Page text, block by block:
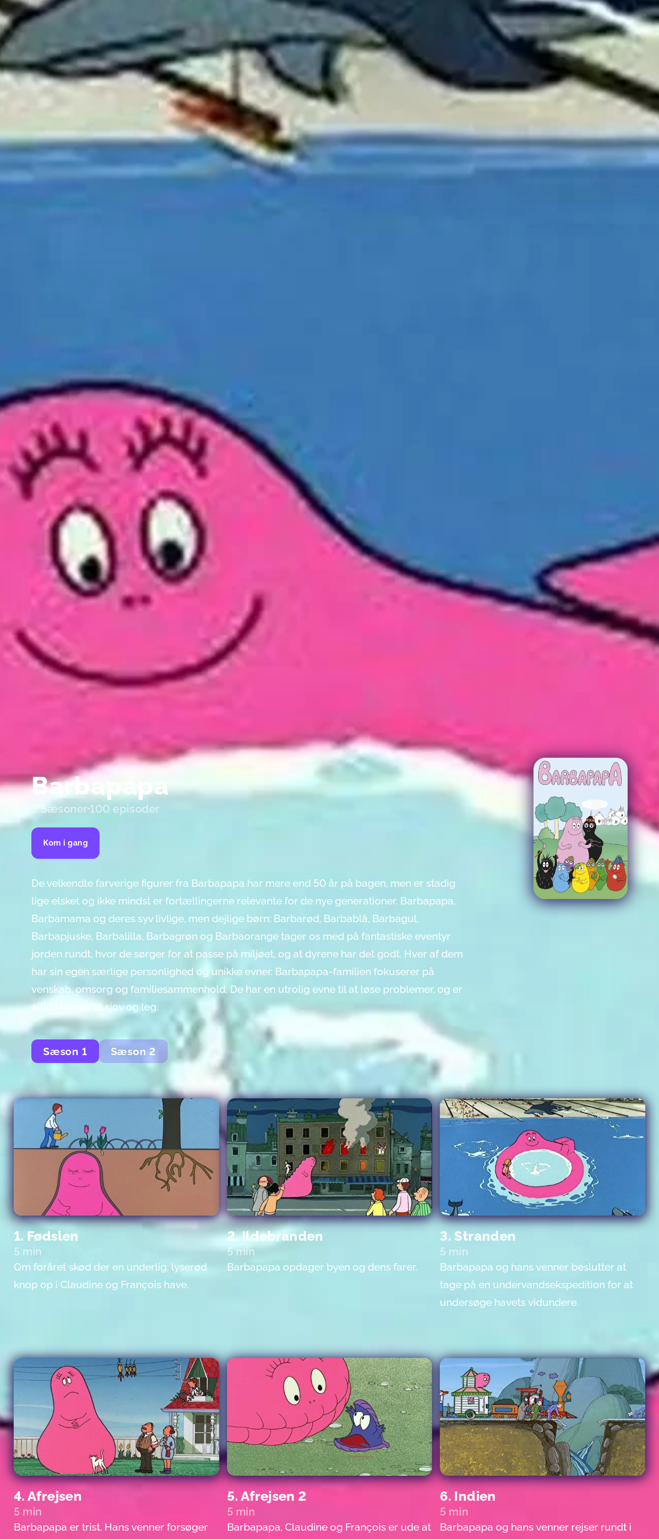
Barbapapa
2 Sæsoner100 episoder
Kom i gang
De velkendte farverige figurer fra Barbapapa har mere end 50 år på bagen, men er stadig
lige elsket og ikke mindst er fortællingerne relevante for de nye generationer. Barbapapa,
Barbamama og deres syv livlige, men dejlige børn: Barbarød, Barbablå, Barbagul,
Barbapjuske, Barbalilla, Barbagrøn og Barbaorange tager os med på fantastiske eventyr
jorden rundt, hvor de sørger for at passe på miljøet, og at dyrene har det godt. Hver af dem
har sin egen særlige personlighed og unikke evner. Barbapapa-familien fokuserer på
venskab, omsorg og familiesammenhold. De har en utrolig evne til at løse problemer, og er
altid i humør til sjov og leg.
Sæson 1 Sæson 2
1. Fødslen
5 min
Om foråret skød der en underlig, lyserød
knop op i Claudine og François have.
2. Ildebranden
5 min
Barbapapa opdager byen og dens farer.
3. Stranden
5 min
Barbapapa og hans venner beslutter at
tage på en undervandsekspedition for at
undersøge havets vidundere.
4. Afrejsen
5 min
Barbapapa er trist. Hans venner forsøger
5. Afrejsen 2
5 min
Barbapapa, Claudine og François er ude at
6. Indien
5 min
Barbapapa og hans venner rejser rundt i